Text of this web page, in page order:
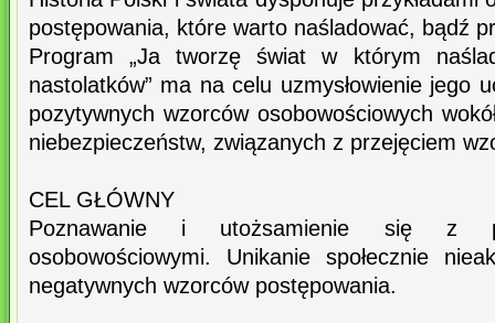
postępowania, które warto naśladować, bądź
Program „Ja tworzę świat w którym
nastolatków” ma na celu uzmysłowienie jego
pozytywnych wzorców osobowościowych
niebezpieczeństw, związanych z przejęciem
CEL GŁÓWNY
Poznawanie i utożsamienie się z
osobowościowymi. Unikanie społecznie
negatywnych wzorców postępowania.